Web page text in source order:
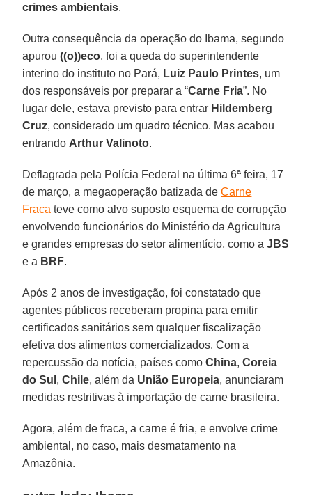
crimes ambientais.
Outra consequência da operação do Ibama, segundo
apurou((o))eco, foi a queda do superintendente
interino do instituto no Pará, Luiz Paulo Printes, um
dos responsáveis por preparar a “Carne Fria”. No
lugar dele, estava previsto para entrar Hildemberg
Cruz, considerado um quadro técnico. Mas acabou
entrando Arthur Valinoto.
Deflagrada pela Polícia Federal na última 6ª feira, 17
de março, a megaoperação batizada deCarne
Fraca teve como alvo suposto esquema de corrupção
envolvendo funcionários do Ministério da Agricultura
e grandes empresas do setor alimentício, como aJBS
e a BRF.
Após 2 anos de investigação, foi constatado que
agentes públicos receberam propina para emitir
certificados sanitários sem qualquer fiscalização
efetiva dos alimentos comercializados. Com a
repercussão da notícia, países comoChina,Coreia
do Sul ,Chile, além da União Europeia, anunciaram
medidas restritivas à importação de carne brasileira.
Agora, além de fraca, a carne é fria, e envolve crime
ambiental, no caso, mais desmatamento na
Amazônia.